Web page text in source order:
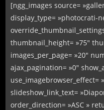
[ngg_images source=
display_type= »photocrati-
thumbnail_height= »75″
images_per_page= »20″
ajax_pagination= »0″
use_imagebrowser_effect=
slideshow_link_text=
order_direction= »ASC »